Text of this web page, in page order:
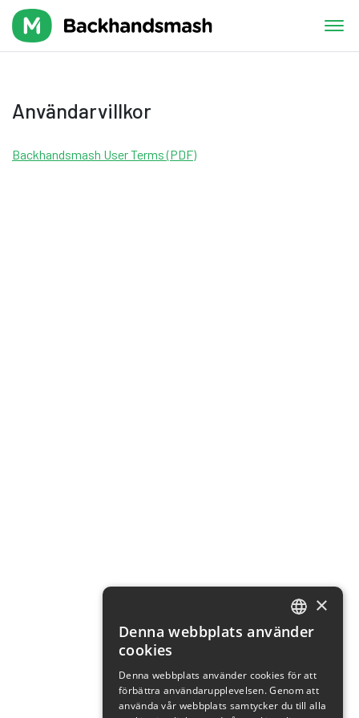
Användarvillkor
Backhandsmash User Terms (PDF)
ENGLISH
NORWEGIAN
×
Denna webbplats använder
cookies
Denna webbplats använder cookies för att
förbättra användarupplevelsen. Genom att
använda vår webbplats samtycker du till alla